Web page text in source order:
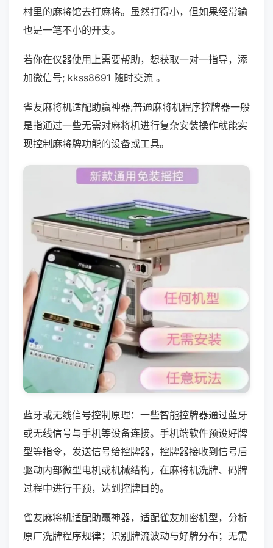
村里的麻将馆去打麻将。虽然打得小，但如果经常输
也是一笔不小的开支。
若你在仪器使用上需要帮助，想获取一对一指导，添
加微信号; kkss8691 随时交流 。
雀友麻将机适配助赢神器;普通麻将机程序控牌器一般
是指通过一些无需对麻将机进行复杂安装操作就能实
现控制麻将牌功能的设备或工具。
蓝牙或无线信号控制原理：一些智能控牌器通过蓝牙
或无线信号与手机等设备连接。手机端软件预设好牌
型等指令，发送信号给控牌器，控牌器接收到信号后
驱动内部微型电机或机械结构，在麻将机洗牌、码牌
过程中进行干预，达到控牌目的。
雀友麻将机适配助赢神器，适配雀友加密机型，分析
原厂洗牌程序规律；识别牌流波动与好牌分布；无需